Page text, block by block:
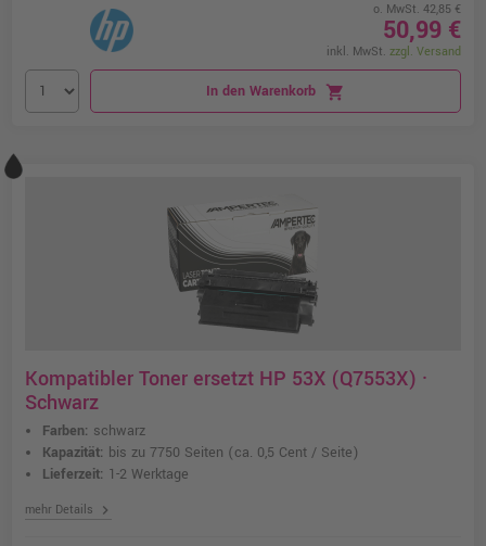
o. MwSt. 42,85 €
50,99 €
inkl. MwSt. zzgl. Versand
In den Warenkorb shopping_cart
Kompatibler Toner ersetzt HP 53X (Q7553X) ·
Schwarz
Farben: schwarz
Kapazität: bis zu 7750 Seiten (ca. 0,5 Cent / Seite)
Lieferzeit: 1-2 Werktage
mehr Details chevron_right